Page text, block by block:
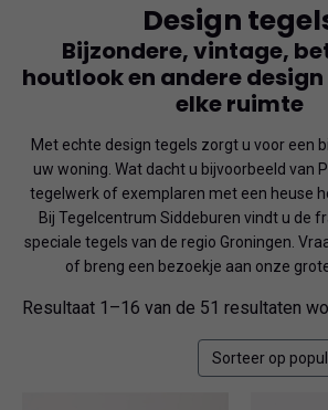
Design
Bijzondere, vintage,
houtlook en andere
elke ruimte
Met echte design tegels zorgt u voor een
uw woning. Wat dacht u bijvoorbeeld van
tegelwerk of exemplaren met een heuse
Bij Tegelcentrum Siddeburen vindt u de
speciale tegels van de regio Groningen.
of breng een bezoekje aan onze
Resultaat 1–16 van de 51 resultaten